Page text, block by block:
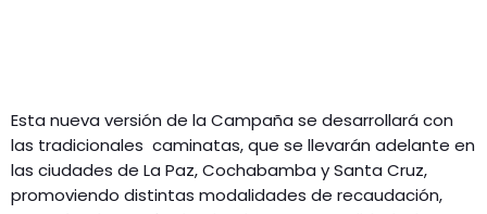
Esta nueva versión de la Campaña se desarrollará con
las tradicionales caminatas, que se llevarán adelante en
las ciudades de La Paz, Cochabamba y Santa Cruz,
promoviendo distintas modalidades de recaudación,